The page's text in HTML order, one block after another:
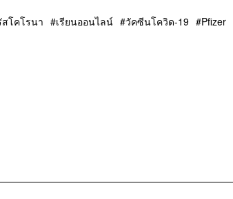
สโคโรนา เรียนออนไลน์ วัคซีนโควิด-19
Pfizer